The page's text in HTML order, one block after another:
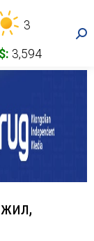
3
$: 3,594